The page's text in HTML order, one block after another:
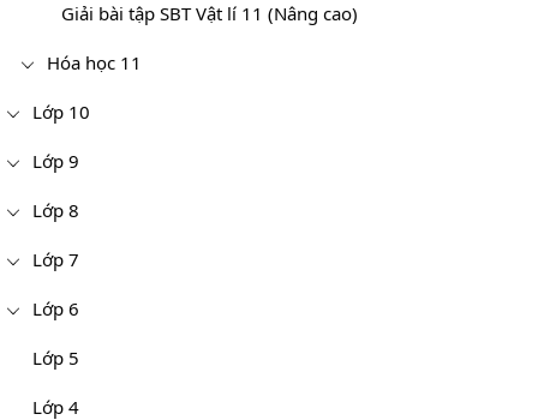
Giải bài tập SBT Vật lí 11 (Nâng cao)
Hóa học 11
Lớp 10
Lớp 9
Lớp 8
Lớp 7
Lớp 6
Lớp 5
Lớp 4